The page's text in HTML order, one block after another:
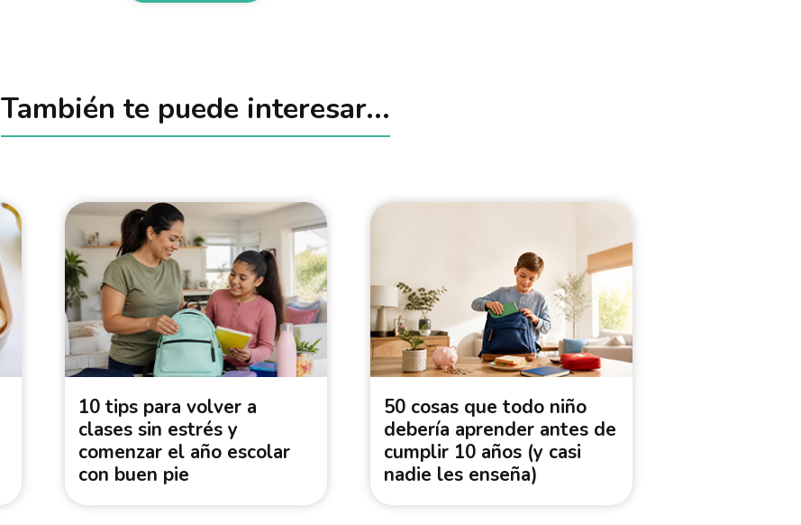
También te puede interesar...
10 tips para volver a
clases sin estrés y
comenzar el año escolar
con buen pie
50 cosas que todo niño
debería aprender antes de
cumplir 10 años (y casi
nadie les enseña)